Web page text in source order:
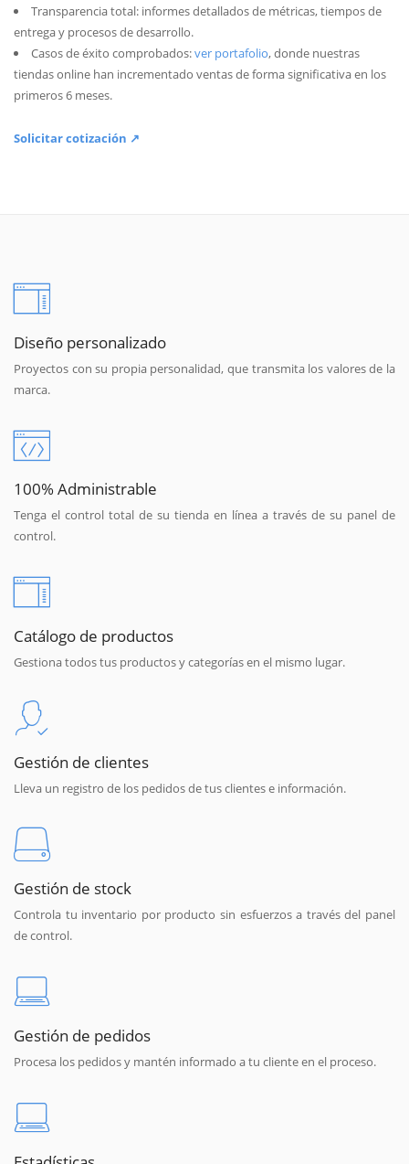
Transparencia total: informes detallados de métricas, tiempos de
entrega y procesos de desarrollo.
Casos de éxito comprobados:ver portafolio, donde nuestras
tiendas online han incrementado ventas de forma significativa en los
primeros 6 meses.
Solicitar cotización ↗
Diseño personalizado
Proyectos con su propia personalidad, que transmita los valores de la
marca.
100% Administrable
Tenga el control total de su tienda en línea a través de su panel de
control.
Catálogo de productos
Gestiona todos tus productos y categorías en el mismo lugar.
Gestión de clientes
Lleva un registro de los pedidos de tus clientes e información.
Gestión de stock
Controla tu inventario por producto sin esfuerzos a través del panel
de control.
Gestión de pedidos
Procesa los pedidos y mantén informado a tu cliente en el proceso.